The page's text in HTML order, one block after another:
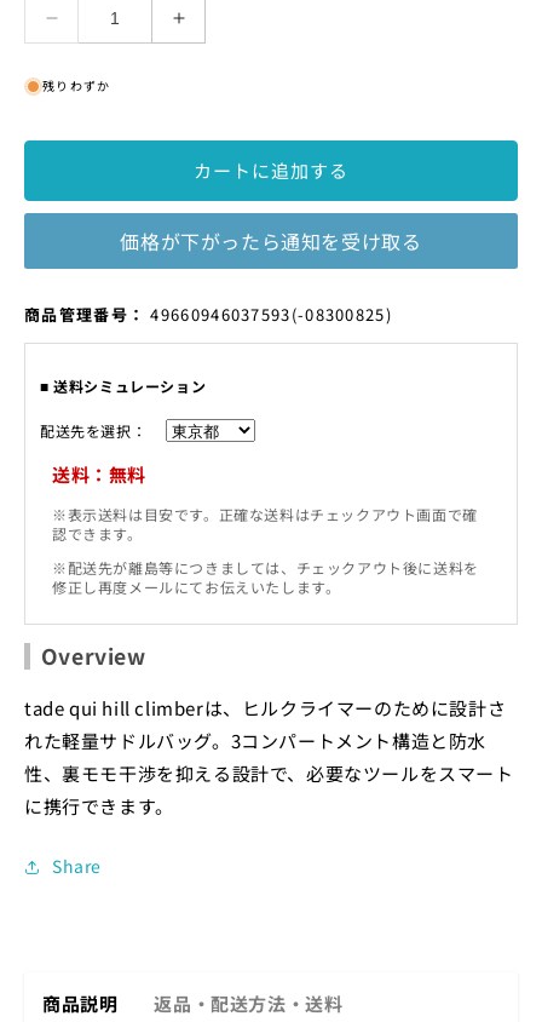
の
量
減
hill
量
を
増
や
す
残りわずか
カートに追加する
価格が下がったら通知を受け取る
商品管理番号： SKU:
49660946037593(-08300825)
■ 送料シミュレーション
配送先を選択：
送料：無料
※表示送料は目安です。正確な送料はチェックアウト画面で確
認できます。
※配送先が離島等につきましては、チェックアウト後に送料を
修正し再度メールにてお伝えいたします。
Overview
tade qui hill climberは、ヒルクライマーのために設計さ
れた軽量サドルバッグ。3コンパートメント構造と防水
性、裏モモ干渉を抑える設計で、必要なツールをスマート
に携行できます。
Share
商品説明 返品・配送方法・送料